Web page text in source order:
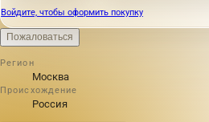
Войдите, чтобы оформить покупку
Пожаловаться
Регион
Москва
Происхождение
Россия